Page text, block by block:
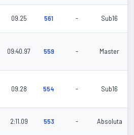
09.25 561 - Sub16
09:40.97 559 - Master
09.28 554 - Sub16
2:11.09 553 - Absoluta